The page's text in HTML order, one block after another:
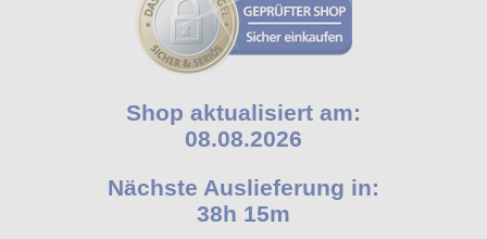
Shop aktualisiert am:
08.08.2026
Nächste Auslieferung in:
38h 15m